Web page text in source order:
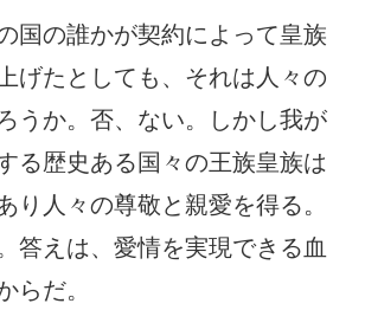
国の誰かが契約によって皇族
げたとしても、それは人々の
うか。否、ない。しかし我が
る歴史ある国々の王族皇族は
り人々の尊敬と親愛を得る。
答えは、愛情を実現できる血
らだ。